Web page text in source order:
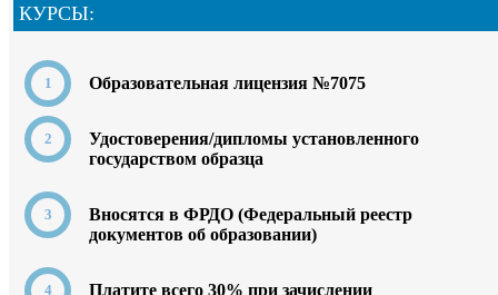
КУРСЫ:
Образовательная лицензия №7075
Удостоверения/дипломы установленного
государством образца
Вносятся в ФРДО (Федеральный реестр
документов об образовании)
Платите всего 30% при зачислении